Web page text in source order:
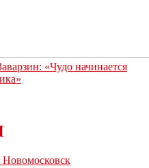
«Чудо начинается